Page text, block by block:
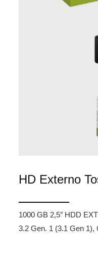
HD Externo
1000 GB 2,5″ HDD
3.2 Gen. 1 (3.1 Gen